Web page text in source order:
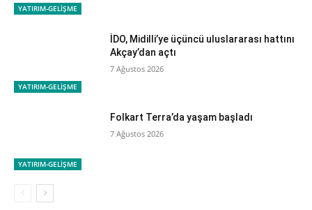
YATIRIM-GELİŞME
YATIRIM-GELİŞME
İDO, Midilli’ye üçüncü uluslararası hattını
Akçay’dan açtı
7 Ağustos 2026
YATIRIM-GELİŞME
Folkart Terra’da yaşam başladı
7 Ağustos 2026